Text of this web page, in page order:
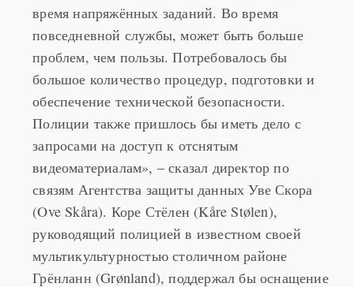
повседневной службы, может быть больше
проблем, чем пользы. Потребовалось бы
большое количество процедур, подготовки и
обеспечение технической безопасности.
Полиции также пришлось бы иметь дело с
запросами на доступ к отснятым
видеоматериалам», – сказал директор по
связям Агентства защиты данных Уве Скора
(Ove Skåra). Коре Стёлен (Kåre Stølen),
руководящий полицией в известном своей
мультикультурностью столичном районе
Грёнланн (Grønland), поддержал бы оснащение
своих подчинённых индивидуальными